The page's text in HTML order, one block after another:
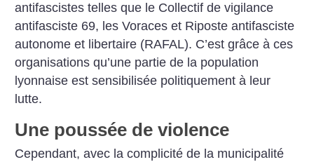
antifascistes telles que le Collectif de vigilance
antifasciste 69, les Voraces et Riposte antifasciste
autonome et libertaire (RAFAL). C’est grâce à ces
organisations qu’une partie de la population
lyonnaise est sensibilisée politiquement à leur
lutte.
Une poussée de violence
Cependant, avec la complicité de la municipalité